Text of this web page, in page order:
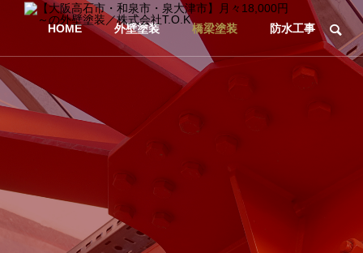
HOME 外壁塗装 橋梁塗装 防水工事